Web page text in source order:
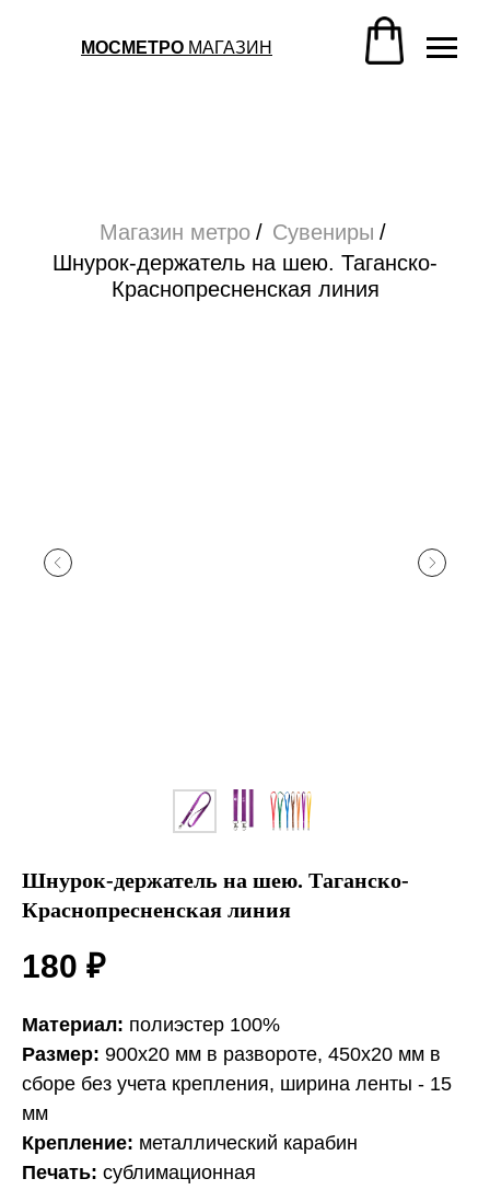
МОСМЕТРО МАГАЗИН
Шнурок-держатель на шею. Таганско-
Магазин метро / Сувениры /
Шнурок-держатель на шею. Таганско-
Краснопресненская линия
Шнурок-держатель на шею. Таганско-
Краснопресненская линия
180 ₽
Материал: полиэстер 100%
Размер: 900x20 мм в развороте, 450x20 мм в
сборе без учета крепления, ширина ленты - 15
мм
Крепление: металлический карабин
Печать: сублимационная